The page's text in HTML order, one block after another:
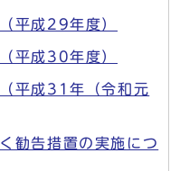
平成29年度）
平成30年度）
平成31年（令和元
勧告措置の実施につ